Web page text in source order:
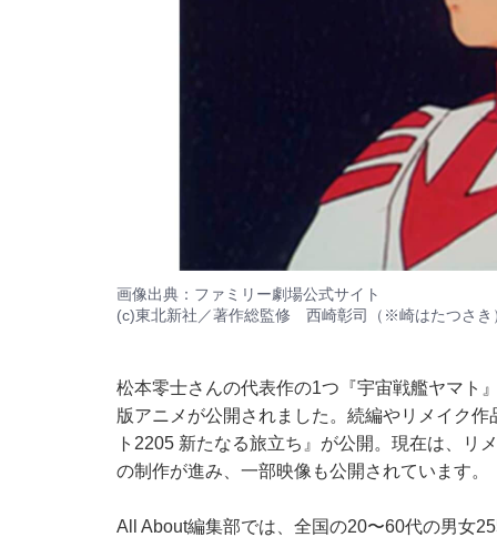
画像出典： ファミリー劇場公式サイト
(c)東北新社／著作総監修 西崎彰司（※崎はたつさき
松本零士さんの代表作の1つ『宇宙戦艦ヤマト
版アニメが公開されました。続編やリメイク
ト2205 新たなる旅立ち』が公開。現在は、リ
の制作が進み、一部映像も公開されています。
All About編集部では、全国の20〜60代の男女